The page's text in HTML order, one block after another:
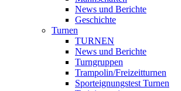
News und Berichte
Geschichte
Turnen
TURNEN
News und Berichte
Turngruppen
Trampolin/Freizeitturnen
Sporteignungstest Turnen